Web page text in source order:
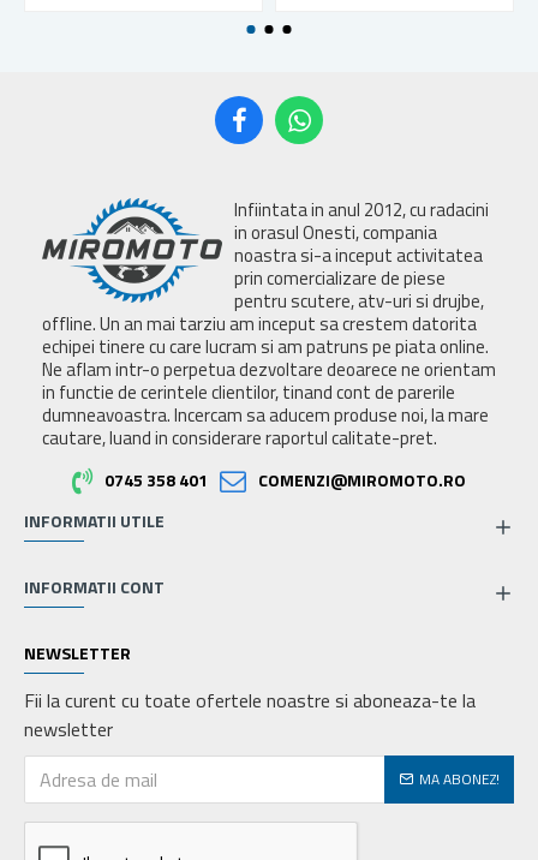
Infiintata in anul 2012, cu radacini
in orasul Onesti, compania
noastra si-a inceput activitatea
prin comercializare de piese
pentru scutere, atv-uri si drujbe,
offline. Un an mai tarziu am inceput sa crestem datorita
echipei tinere cu care lucram si am patruns pe piata online.
Ne aflam intr-o perpetua dezvoltare deoarece ne orientam
in functie de cerintele clientilor, tinand cont de parerile
dumneavoastra. Incercam sa aducem produse noi, la mare
cautare, luand in considerare raportul calitate-pret.
0745 358 401
COMENZI@MIROMOTO.RO
INFORMATII UTILE
INFORMATII CONT
NEWSLETTER
Fii la curent cu toate ofertele noastre si aboneaza-te la
newsletter
MA ABONEZ!